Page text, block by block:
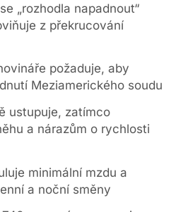
„rozhodla napadnout“
z překrucování
požaduje, aby
Meziamerického soudu
ustupuje, zatímco
a nárazům o rychlosti
minimální mzdu a
a noční směny